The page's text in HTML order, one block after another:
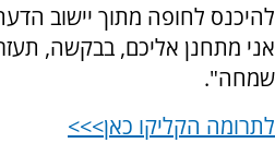
להיכנס לחופה מתוך יישוב
אני מתחנן אליכם, בבקשה,
שמחה".
לתרומה הקליקו כאן>>>